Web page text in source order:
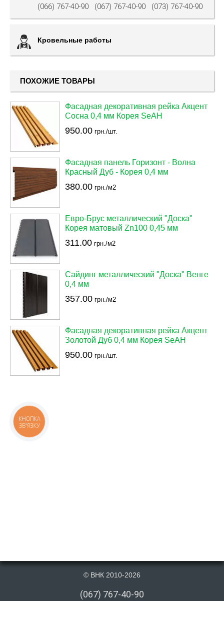
(066) 767-40-90 (067) 767-40-90 (073) 767-40-90
Кровельные работы
ПОХОЖИЕ ТОВАРЫ
Фасадная декоративная рейка Акцент
Сосна 0,4 мм Корея SeAH
950.00 грн./шт.
Фасадная панель Горизонт - Волна
Красный Дуб - Корея 0,4 мм
380.00 грн./м2
Евро-Брус металлический "Доска"
Корея матовый Zn100 0,45 мм
311.00 грн./м2
Сайдинг металлический "Доска" Венге
0,4 мм
357.00 грн./м2
Фасадная декоративная рейка Акцент
Золотой Дуб 0,4 мм Корея SeAH
950.00 грн./шт.
© ВНК 2010-2026
(067) 767-40-90
КНОПКА
ЗВ'ЯЗКУ